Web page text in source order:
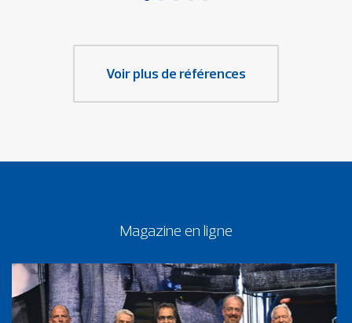
Voir plus de références
Magazine en ligne